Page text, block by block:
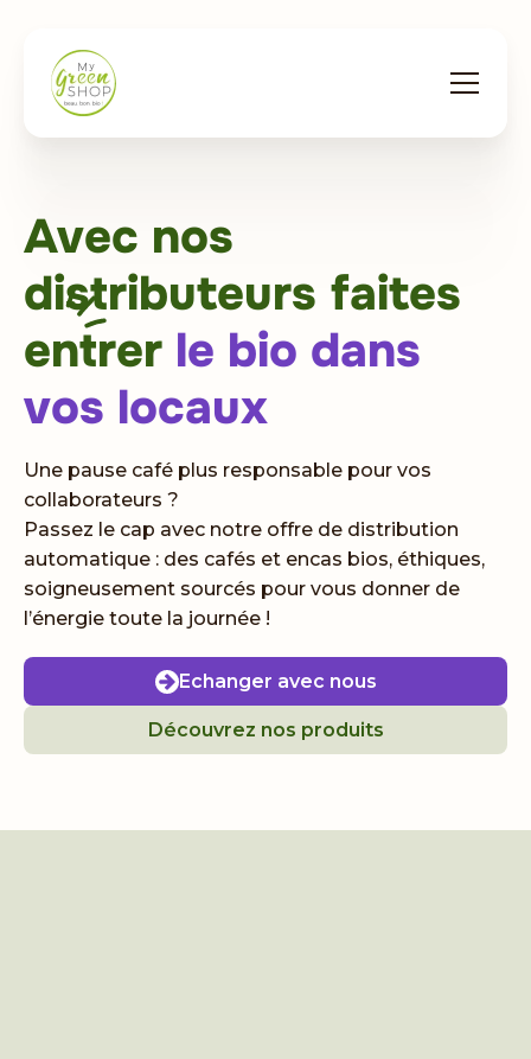
Avec nos
distributeurs faites
entrer le bio dans
vos locaux
Une pause café plus responsable pour vos
collaborateurs ?
Passez le cap avec notre offre de distribution
automatique : des cafés et encas bios, éthiques,
soigneusement sourcés pour vous donner de
l’énergie toute la journée !
Echanger avec nous
Découvrez nos produits